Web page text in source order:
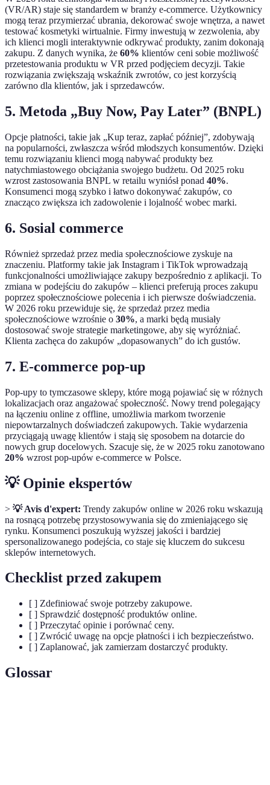
(VR/AR) staje się standardem w branży e-commerce. Użytkownicy
mogą teraz przymierzać ubrania, dekorować swoje wnętrza, a nawet
testować kosmetyki wirtualnie. Firmy inwestują w zezwolenia, aby
ich klienci mogli interaktywnie odkrywać produkty, zanim dokonają
zakupu. Z danych wynika, że 60% klientów ceni sobie możliwość
przetestowania produktu w VR przed podjęciem decyzji. Takie
rozwiązania zwiększają wskaźnik zwrotów, co jest korzyścią
zarówno dla klientów, jak i sprzedawców.
5. Metoda „Buy Now, Pay Later” (BNPL)
Opcje płatności, takie jak „Kup teraz, zapłać później”, zdobywają
na popularności, zwłaszcza wśród młodszych konsumentów. Dzięki
temu rozwiązaniu klienci mogą nabywać produkty bez
natychmiastowego obciążania swojego budżetu. Od 2025 roku
wzrost zastosowania BNPL w retailu wyniósł ponad 40%.
Konsumenci mogą szybko i łatwo dokonywać zakupów, co
znacząco zwiększa ich zadowolenie i lojalność wobec marki.
6. Sosial commerce
Również sprzedaż przez media społecznościowe zyskuje na
znaczeniu. Platformy takie jak Instagram i TikTok wprowadzają
funkcjonalności umożliwiające zakupy bezpośrednio z aplikacji. To
zmiana w podejściu do zakupów – klienci preferują proces zakupu
poprzez społecznościowe polecenia i ich pierwsze doświadczenia.
W 2026 roku przewiduje się, że sprzedaż przez media
społecznościowe wzrośnie o 30%, a marki będą musiały
dostosować swoje strategie marketingowe, aby się wyróżniać.
Klienta zachęca do zakupów „dopasowanych” do ich gustów.
7. E-commerce pop-up
Pop-upy to tymczasowe sklepy, które mogą pojawiać się w różnych
lokalizacjach oraz angażować społeczność. Nowy trend polegający
na łączeniu online z offline, umożliwia markom tworzenie
niepowtarzalnych doświadczeń zakupowych. Takie wydarzenia
przyciągają uwagę klientów i stają się sposobem na dotarcie do
nowych grup docelowych. Szacuje się, że w 2025 roku zanotowano
20% wzrost pop-upów e-commerce w Polsce.
💡 Opinie ekspertów
> 💡 Avis d'expert: Trendy zakupów online w 2026 roku wskazują
na rosnącą potrzebę przystosowywania się do zmieniającego się
rynku. Konsumenci poszukują wyższej jakości i bardziej
spersonalizowanego podejścia, co staje się kluczem do sukcesu
sklepów internetowych.
Checklist przed zakupem
[ ] Zdefiniować swoje potrzeby zakupowe.
[ ] Sprawdzić dostępność produktów online.
[ ] Przeczytać opinie i porównać ceny.
[ ] Zwrócić uwagę na opcje płatności i ich bezpieczeństwo.
[ ] Zaplanować, jak zamierzam dostarczyć produkty.
Glossar